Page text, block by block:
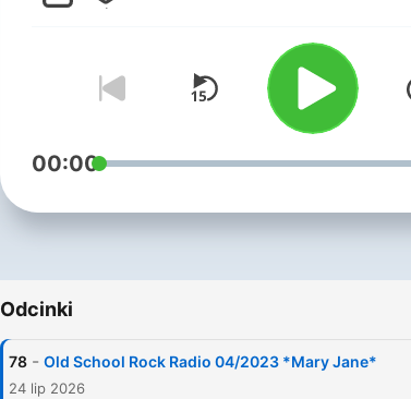
00:00
Odcinki
78 - Old School Rock Radio 04/2023 *Mary Jane*
24 lip 2026